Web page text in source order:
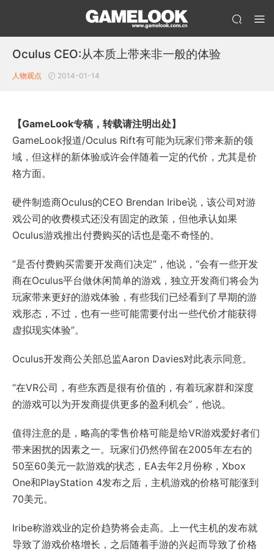
Oculus CEO:从本质上带来非一般的体验
人物观点 2014-01-14
【GameLook专稿，转载请注明出处】
GameLook报道/Oculus Rift有可能为玩家们带来新的领
域，但这样的新体验或许会伴随着一定的代价，尤其是价
格方面。
硬件制造商Oculus的CEO Brendan Iribe说，该公司对游
戏公司的收费模式还没有固定的政策，但他承认如果
Oculus游戏推出付费购买的话也是毫不奇怪的。
“是否付费购买需要开发商们决定”，他说，“会有一些开发
商在Oculus平台做休闲简单的游戏，独立开发商们将会为
玩家带来更好的游戏体验，有些我们已经看到了早期的游
戏形态，不过，也有一些可能需要付出一些代价才能获得
虚拟现实体验”。
Oculus开发商公关部总监Aaron Davies对此表示同意。
“在VR公司，有些东西是很有价值的，有着玩家群和深度
的游戏可以为开发商提供更多的盈利机会”，他说。
值得注意的是，略高的零售价格可能是给VR游戏爱好者们
带来困扰的因素之一。玩家们仍然停留在2005年左右的
50至60美元一款游戏的状态，EA去年2月份称，Xbox
One和PlayStation 4发布之后，主机游戏的价格可能涨到
70美元。
Iribe称游戏业的定价趋势将会走高。上一代主机的发布就
导致了游戏价格增长，之后随着手游的兴起而导致了价格